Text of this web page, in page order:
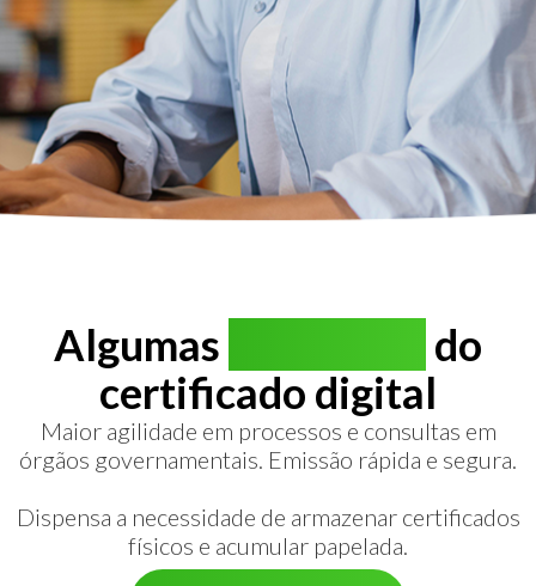
Algumas
do
certificado digital
Maior agilidade em processos e consultas em
órgãos governamentais. Emissão rápida e segura.
Dispensa a necessidade de armazenar certificados
físicos e acumular papelada.